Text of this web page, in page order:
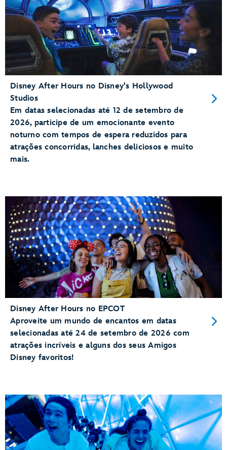
Disney After Hours no Disney's Hollywood
Studios
Em datas selecionadas até 12 de setembro de
2026, participe de um emocionante evento
noturno com tempos de espera reduzidos para
atrações concorridas, lanches deliciosos e muito
mais.
Disney After Hours no EPCOT
Aproveite um mundo de encantos em datas
selecionadas até 24 de setembro de 2026 com
atrações incríveis e alguns dos seus Amigos
Disney favoritos!